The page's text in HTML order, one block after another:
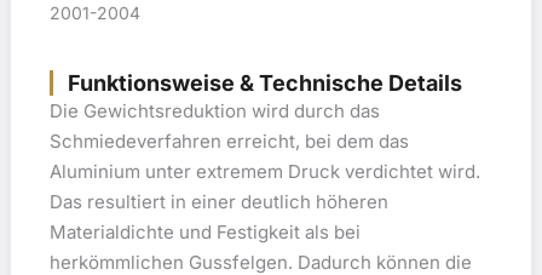
2001-2004
Funktionsweise & Technische Details
Die Gewichtsreduktion wird durch das
Schmiedeverfahren erreicht, bei dem das
Aluminium unter extremem Druck verdichtet wird.
Das resultiert in einer deutlich höheren
Materialdichte und Festigkeit als bei
herkömmlichen Gussfelgen. Dadurch können die